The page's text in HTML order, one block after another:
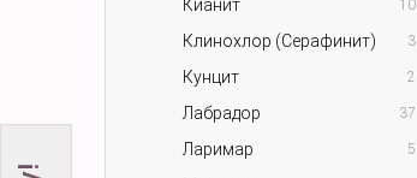
Кианит 10
Клинохлор (Серафинит) 3
Кунцит 2
Лабрадор 37
Ларимар 5